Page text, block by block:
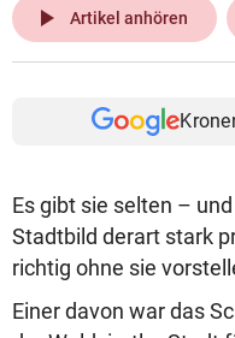
play_arrow Artikel anhören
Es gibt sie selten –
Stadtbild derart stark
richtig ohne sie
Einer davon war das